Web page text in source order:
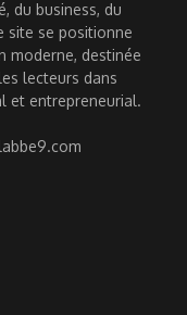
du business, du
site se positionne
moderne, destinée
lecteurs dans
et entrepreneurial.